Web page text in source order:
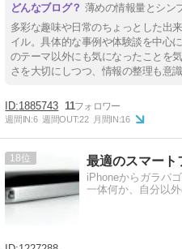
薄めの情報量とシン
多彩な趣味や日常のちょっとした出
イル。具体的な事例や体験談を中心
のテーマ以外にも気になったことを
さを大切にしつつ、情報の整理も意識
1885743 11
週間IN:6 週間OUT:22 月間IN:16
18 最適のスマート
iPhoneからガラパ
一体何か、自分以